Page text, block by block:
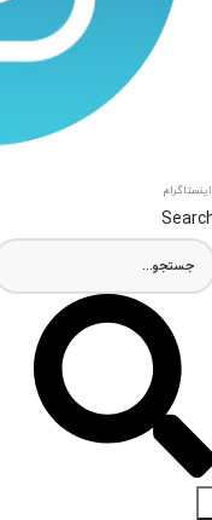
اینستاگرام